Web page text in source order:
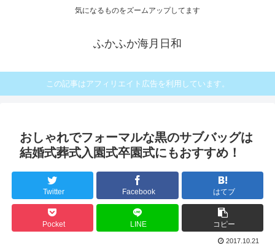
気になるものをズームアップしてます
ふかふか海月日和
この記事はアフィリエイト広告を利用しています。
おしゃれでフォーマルな黒のサブバッグは
結婚式葬式入園式卒園式にもおすすめ！
Twitter Facebook はてブ
Pocket LINE コピー
2017.10.21